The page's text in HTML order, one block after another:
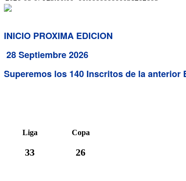
INICIO PROXIMA EDICION
28 Septiembre 2026
Superemos los 140 Inscritos de la anterior
Liga Copa
33 26